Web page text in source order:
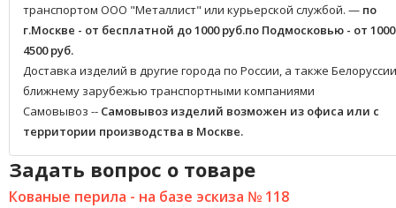
транспортом ООО "Металлист" или курьерской службой. — по
г.Москве - от бесплатной до 1000 руб.по Подмосковью - от
4500 руб.
Доставка изделий в другие города по России, а также
ближнему зарубежью транспортными компаниями
Самовывоз -- Самовывоз изделий возможен из офиса или с
территории производства в Москве.
Задать вопрос о товаре
Кованые перила - на базе эскиза № 118